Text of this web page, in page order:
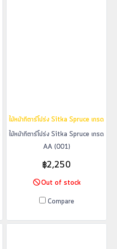
AAA (001)
ไม้หน้ากีตาร์โปร่ง Sitka Spruce เกรด
ไม้หน้ากีตาร์โปร่ง Sitka Spruce เกรด
AA (001)
฿2,250
Out of stock
Compare